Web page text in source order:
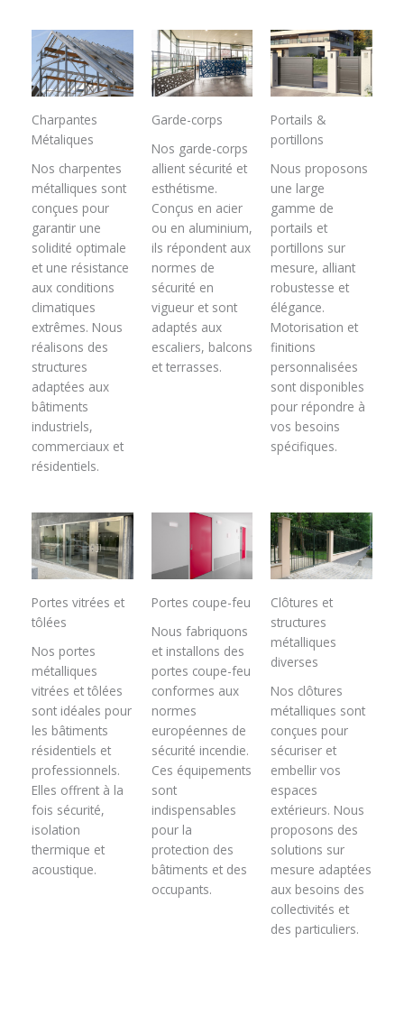
Charpantes
Métaliques
Nos charpentes
métalliques sont
conçues pour
garantir une
solidité optimale
et une résistance
aux conditions
climatiques
extrêmes. Nous
réalisons des
structures
adaptées aux
bâtiments
industriels,
commerciaux et
résidentiels.
Garde-corps
Nos garde-corps
allient sécurité et
esthétisme.
Conçus en acier
ou en aluminium,
ils répondent aux
normes de
sécurité en
vigueur et sont
adaptés aux
escaliers, balcons
et terrasses.
Portails &
portillons
Nous proposons
une large
gamme de
portails et
portillons sur
mesure, alliant
robustesse et
élégance.
Motorisation et
finitions
personnalisées
sont disponibles
pour répondre à
vos besoins
spécifiques.
Portes vitrées et
tôlées
Nos portes
métalliques
vitrées et tôlées
sont idéales pour
les bâtiments
résidentiels et
professionnels.
Elles offrent à la
fois sécurité,
isolation
thermique et
acoustique.
Portes coupe-feu
Nous fabriquons
et installons des
portes coupe-feu
conformes aux
normes
européennes de
sécurité incendie.
Ces équipements
sont
indispensables
pour la
protection des
bâtiments et des
occupants.
Clôtures et
structures
métalliques
diverses
Nos clôtures
métalliques sont
conçues pour
sécuriser et
embellir vos
espaces
extérieurs. Nous
proposons des
solutions sur
mesure adaptées
aux besoins des
collectivités et
des particuliers.